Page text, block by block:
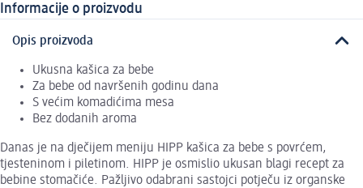
Informacije o proizvodu
Opis proizvoda
Ukusna kašica za bebe
Za bebe od navršenih godinu dana
S većim komadićima mesa
Bez dodanih aroma
Danas je na dječijem meniju HIPP kašica za bebe s povrćem,
tjesteninom i piletinom. HIPP je osmislio ukusan blagi recept za
bebine stomačiće. Pažljivo odabrani sastojci potječu iz organske